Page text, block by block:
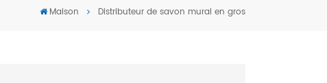
Maison Distributeur de savon mural en gros